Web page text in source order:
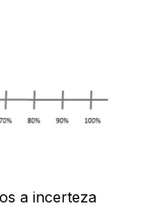
a incerteza